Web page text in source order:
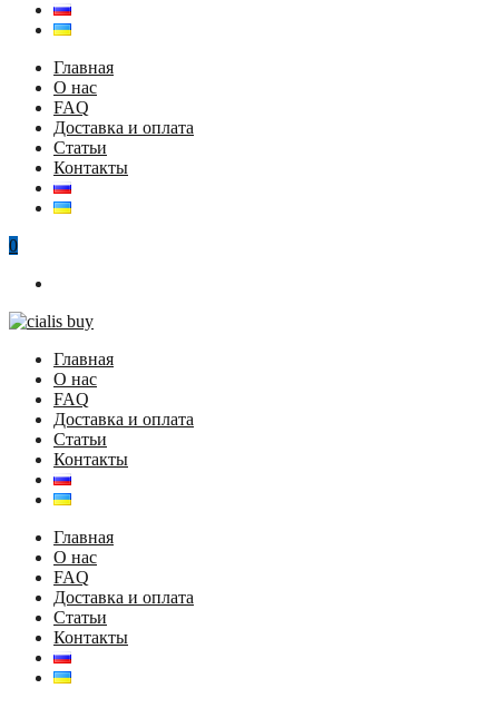
Главная
О нас
FAQ
Доставка и оплата
Статьи
Контакты
0
Главная
О нас
FAQ
Доставка и оплата
Статьи
Контакты
Главная
О нас
FAQ
Доставка и оплата
Статьи
Контакты